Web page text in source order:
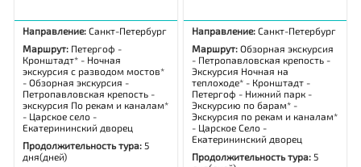
Направление:Санкт-Петербург
Маршрут: Петергоф -
Кронштадт* - Ночная
экскурсия с разводом мостов*
- Обзорная экскурсия -
Петропавловская крепость -
экскурсия По рекам и каналам*
- Царское село -
Екатерининский дворец
Продолжительность тура: 5
дня(дней)
Направление:Санкт-Петербург
Маршрут:Обзорная экскурсия
- Петропавловская крепость -
Экскурсия Ночная на
теплоходе* - Кронштадт -
Петергоф - Нижний парк -
Экскурсию по барам* -
Экскурсия по рекам и каналам*
- Царское Село -
Екатерининский дворец
Продолжительность тура: 5